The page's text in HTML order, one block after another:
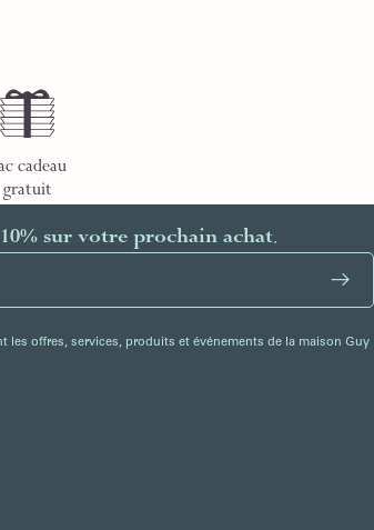
cadeau
gratuit
sur votre prochain achat.
offres, services, produits et événements de la maison Guy